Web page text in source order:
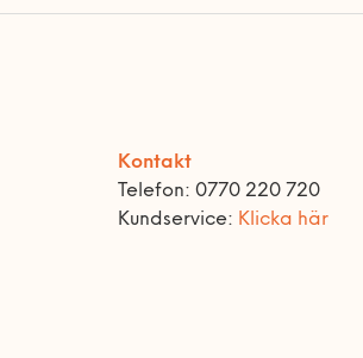
Kontakt
Telefon: 0770 220 720
Kundservice: Klicka här